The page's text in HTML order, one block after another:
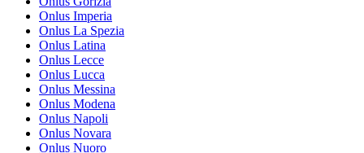
Onlus Imperia
Onlus La Spezia
Onlus Latina
Onlus Lecce
Onlus Lucca
Onlus Messina
Onlus Modena
Onlus Napoli
Onlus Novara
Onlus Nuoro